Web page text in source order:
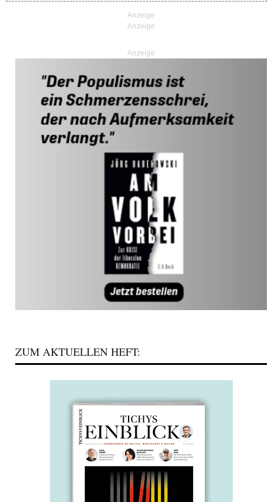
Anzeige
ZUM AKTUELLEN HEFT: